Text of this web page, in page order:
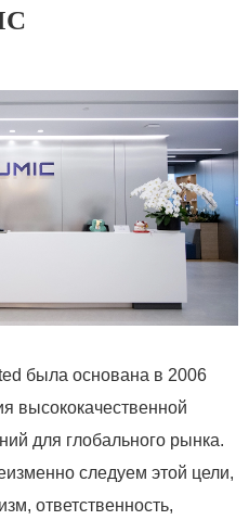
была основана в 2006
высококачественной
для глобального рынка.
следуем этой цели,
ответственность,